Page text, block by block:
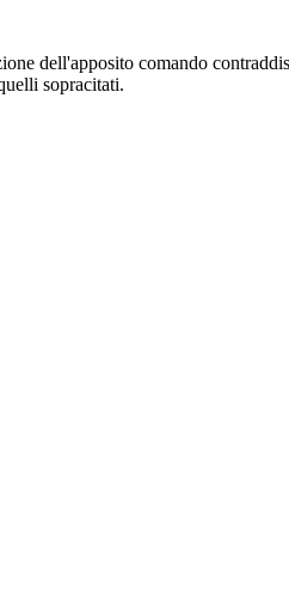
dell'apposito comando
sopracitati.